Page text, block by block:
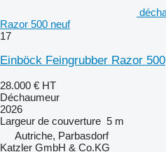
Razor 500 neuf
17
Einböck Feingrubber Razor 500
28.000 € HT
Déchaumeur
2026
Largeur de couverture 5 m
Autriche, Parbasdorf
Katzler GmbH & Co.KG